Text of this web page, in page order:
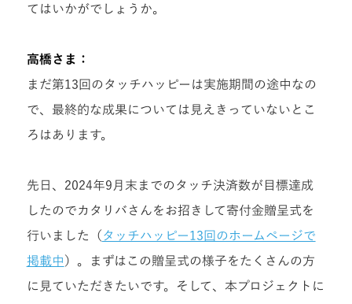
てはいかがでしょうか。
高橋さま：
まだ第13回のタッチハッピーは実施期間の途中なの
で、最終的な成果については見えきっていないとこ
ろはあります。
先日、2024年9月末までのタッチ決済数が目標達成
したのでカタリバさんをお招きして寄付金贈呈式を
行いました（ タッチハッピー13回のホームページで
掲載中 ）。まずはこの贈呈式の様子をたくさんの方
に見ていただきたいです。そして、本プロジェクトに